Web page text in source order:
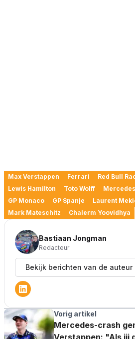
Max Verstappen Ferrari Red Bull
Lewis Hamilton
Toto Wolff Mercedes
GP Monaco
GP Spanje Laurent
Mark Mateschitz
Chalerm Yoovidhya
Bastiaan Jongman
Redacteur
Bekijk berichten van de auteur
Vorig artikel
Mercedes-crash